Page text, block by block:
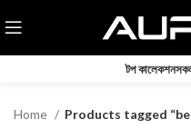
টপ কালেকশন
Home Products tagged